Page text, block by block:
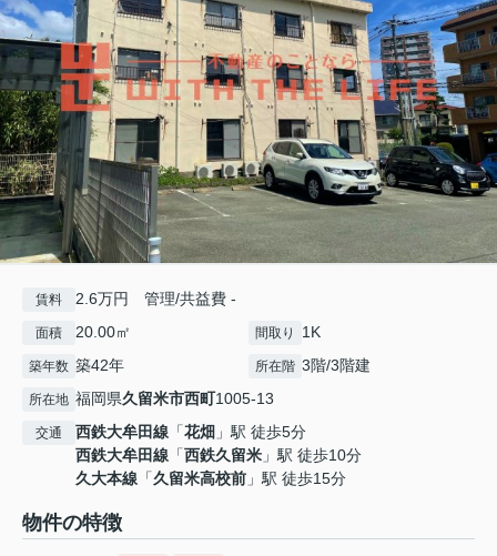
賃料 2.6万円 管理/共益費 -
面積 20.00㎡ 間取り 1K
築年数 築42年 所在階 3階/3階建
所在地 福岡県久留米市西町1005-13
交通 西鉄大牟田線 「花畑 」駅 徒歩5分
西鉄大牟田線 「西鉄久留米 」駅 徒歩10分
久大本線 「久留米高校前 」駅 徒歩15分
物件の特徴